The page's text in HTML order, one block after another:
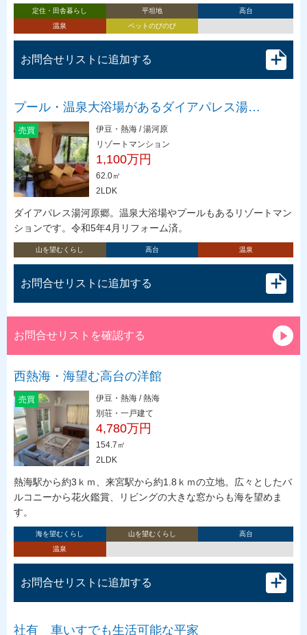
定住・田舎暮らし 平坦地
高台
温泉
ペットのびのび
お問合せリストに追加する
プール・温泉大浴場があるダイアパレス湯…
売買
伊豆・熱海 / 湯河原
リゾートマンション
1,100万円
62.0㎡
2LDK
ダイアパレス湯河原郷。温泉大浴場やプールもあるリゾートマン
ションです。令和5年4月リフォーム済。
山を望むくらし 高台 温泉
お問合せリストに追加する
お問合せリストを確認する
西熱海・海望む高台の洋館
売買
伊豆・熱海 / 熱海
別荘・一戸建て
4,780万円
154.7㎡
2LDK
熱海駅から約3ｋｍ、来宮駅から約1.8ｋｍの立地。広々としたバ
ルコニーから花火鑑賞、リビングの大きな窓からも海を望めま
す。
海を望むくらし 山を望むくらし
高台
温泉
お問合せリストに追加する
社有 車いすでも生活可能な平家